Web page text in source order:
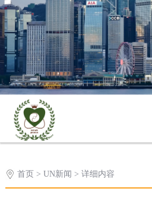
首页 > UN新闻 > 详细内容